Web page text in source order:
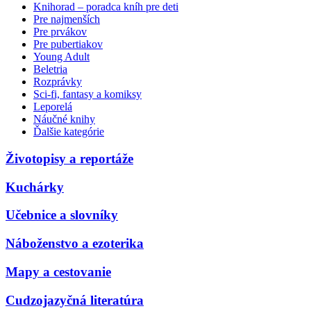
Knihorad – poradca kníh pre deti
Pre najmenších
Pre prvákov
Pre pubertiakov
Young Adult
Beletria
Rozprávky
Sci-fi, fantasy a komiksy
Leporelá
Náučné knihy
Ďalšie kategórie
Životopisy a reportáže
Kuchárky
Učebnice a slovníky
Náboženstvo a ezoterika
Mapy a cestovanie
Cudzojazyčná literatúra